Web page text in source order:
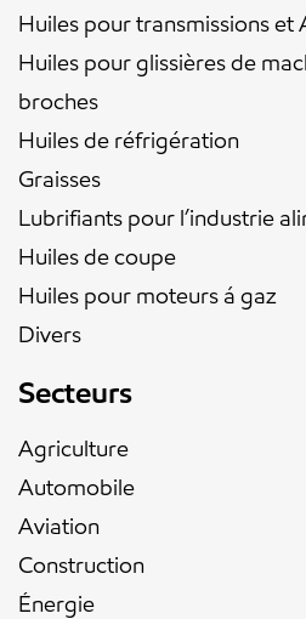
Huiles pour transmissions et
Huiles pour glissières de
broches
Huiles de réfrigération
Graisses
Lubrifiants pour l’industrie
Huiles de coupe
Huiles pour moteurs á gaz
Divers
Secteurs
Agriculture
Automobile
Aviation
Construction
Énergie